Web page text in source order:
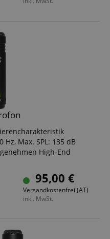
Max. SPL: 135 dB
High-End
und
95,00 €
Versandkostenfrei (AT)
inkl. MwSt.